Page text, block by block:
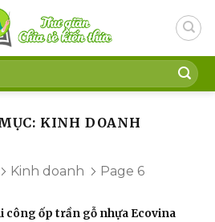
KINH DOANH
Kinh doanh Page 6
công ốp trần gỗ nhựa Ecovina